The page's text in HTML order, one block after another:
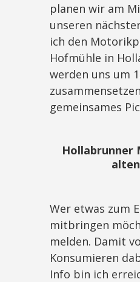
planen wir am
unseren
ich den
Hofmühle in
werden uns um
gemeinsames
Hollabrunner
Wer etwas zum
mitbringen
melden. Damit
Konsumieren
Info bin ich